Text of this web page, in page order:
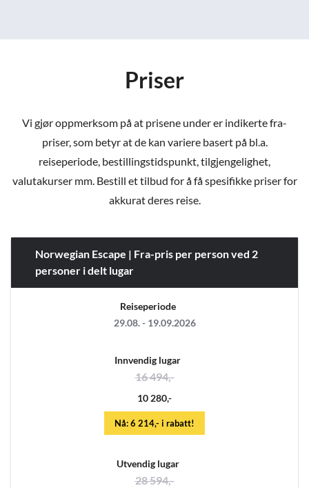
Priser
Vi gjør oppmerksom på at prisene under er indikerte fra-
priser, som betyr at de kan variere basert på bl.a.
reiseperiode, bestillingstidspunkt, tilgjengelighet,
valutakurser mm. Bestill et tilbud for å få spesifikke priser for
akkurat deres reise.
Norwegian Escape | Fra-pris per person ved 2
personer i delt lugar
Reiseperiode
29.08. - 19.09.2026
Innvendig lugar
16 494,-
10 280,-
Nå: 6 214,- i rabatt!
Utvendig lugar
28 594,-